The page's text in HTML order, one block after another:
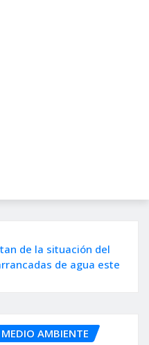
de la situación del
de agua este
MEDIO AMBIENTE